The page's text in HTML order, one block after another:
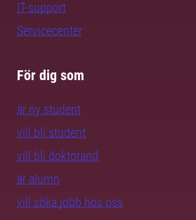
IT-support
Servicecenter
För dig som
är ny student
vill bli student
vill bli doktorand
är alumn
vill söka jobb hos oss